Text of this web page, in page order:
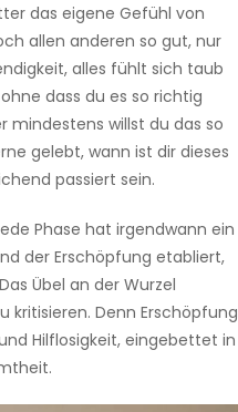
das eigene Gefühl von
allen anderen so gut, nur
alles fühlt sich taub
dass du es so richtig
mindestens willst du das so
gelebt, wann ist dir dieses
passiert sein.
Phase hat irgendwann ein
der Erschöpfung etabliert,
Übel an der Wurzel
kritisieren. Denn Erschöpfung
Hilflosigkeit, eingebettet in